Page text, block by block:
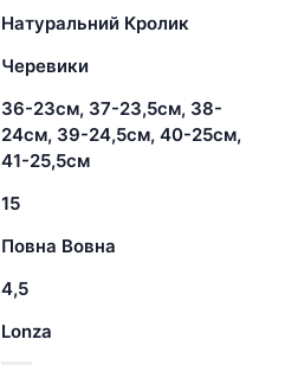
Натуральний Кролик
Черевики
36-23см, 37-23,5см, 38-
24см, 39-24,5см, 40-25см,
41-25,5см
15
Повна Вовна
4,5
Lonza